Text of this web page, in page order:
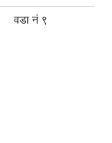
वडा नं ९